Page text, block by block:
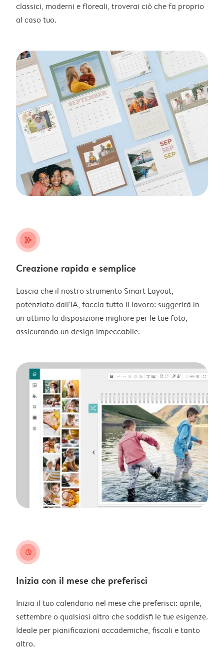
classici, moderni e floreali, troverai ciò che fa proprio
al caso tuo.
stars_plus
Creazione rapida e semplice
Lascia che il nostro strumento Smart Layout,
potenziato dall'IA, faccia tutto il lavoro: suggerirà in
un attimo la disposizione migliore per le tue foto,
assicurando un design impeccabile.
clock
Inizia con il mese che preferisci
Inizia il tuo calendario nel mese che preferisci: aprile,
settembre o qualsiasi altro che soddisfi le tue esigenze.
Ideale per pianificazioni accademiche, fiscali e tanto
altro.